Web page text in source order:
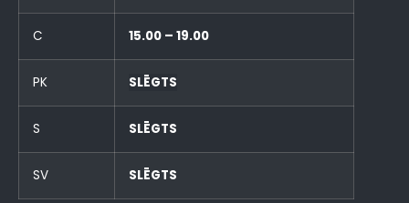
C 15.00 – 19.00
PK SLĒGTS
S SLĒGTS
SV SLĒGTS